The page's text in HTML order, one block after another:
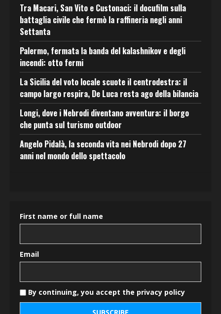
Tra Macari, San Vito e Custonaci: il docufilm sulla
battaglia civile che fermò la raffineria negli anni
Settanta
Palermo, fermata la banda del kalashnikov e degli
incendi: otto fermi
La Sicilia del voto locale scuote il centrodestra: il
campo largo respira, De Luca resta ago della bilancia
Longi, dove i Nebrodi diventano avventura: il borgo
che punta sul turismo outdoor
Angelo Pidalà, la seconda vita nei Nebrodi dopo 27
anni nel mondo dello spettacolo
First name or full name
Email
By continuing, you accept the privacy policy